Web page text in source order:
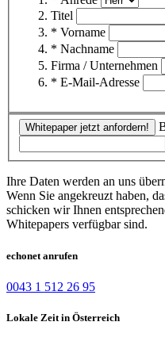
Titel
* Vorname
* Nachname
Firma / Unternehmen
* E-Mail-Adresse
Whitepaper jetzt anfordern!
Ihre Daten werden an uns
Wenn Sie angekreuzt haben,
schicken wir Ihnen
Whitepapers verfügbar sind.
echonet anrufen
0043 1 512 26 95
Lokale Zeit in Österreich